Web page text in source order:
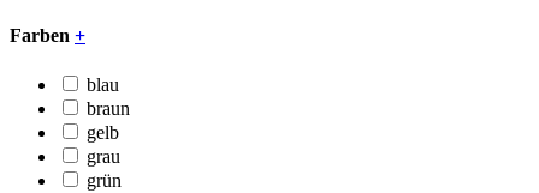
Farben +
blau
braun
gelb
grau
grün